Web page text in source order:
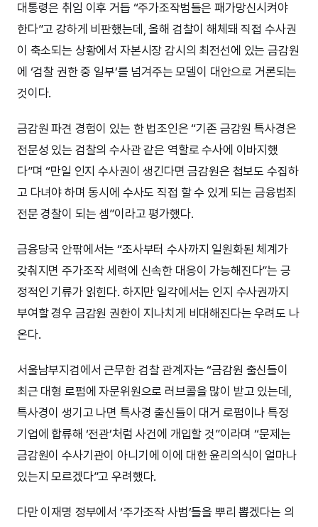
대통령은 취임 이후 거듭 “주가조작범들은 패가망신시켜야
한다”고 강하게 비판했는데, 올해 검찰이 해체돼 직접 수사권
이 축소되는 상황에서 자본시장 감시의 최전선에 있는 금감원
에 ‘검찰 권한 중 일부’를 넘겨주는 모델이 대안으로 거론되는
것이다.
금감원 파견 경험이 있는 한 법조인은 “기존 금감원 특사경은
전문성 있는 검찰의 수사관 같은 역할로 수사에 이바지했
다”며 “만일 인지 수사권이 생긴다면 금감원은 첩보도 수집하
고 다녀야 하며 동시에 수사도 직접 할 수 있게 되는 금융범죄
전문 경찰이 되는 셈”이라고 평가했다.
금융당국 안팎에서는 “조사부터 수사까지 일원화된 체계가
갖춰지면 주가조작 세력에 신속한 대응이 가능해진다”는 긍
정적인 기류가 읽힌다. 하지만 일각에서는 인지 수사권까지
부여할 경우 금감원 권한이 지나치게 비대해진다는 우려도 나
온다.
서울남부지검에서 근무한 검찰 관계자는 “금감원 출신들이
최근 대형 로펌에 자문위원으로 러브콜을 많이 받고 있는데,
특사경이 생기고 나면 특사경 출신들이 대거 로펌이나 특정
기업에 합류해 ‘전관’처럼 사건에 개입할 것”이라며 “문제는
금감원이 수사기관이 아니기에 이에 대한 윤리의식이 얼마나
있는지 모르겠다”고 우려했다.
다만 이재명 정부에서 ‘주가조작 사범’들을 뿌리 뽑겠다는 의